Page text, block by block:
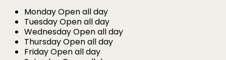
MondayOpen all day
TuesdayOpen all day
WednesdayOpen all day
ThursdayOpen all day
FridayOpen all day